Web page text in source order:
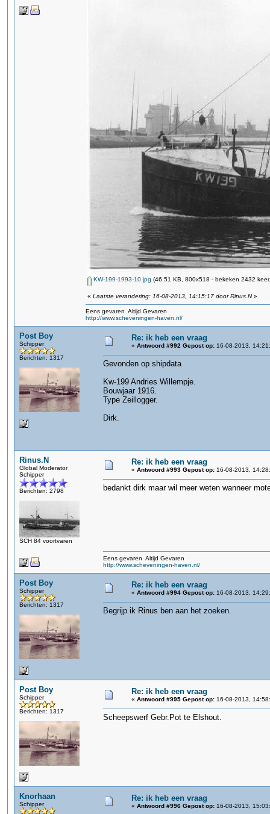
KW-199-1993-10.jpg (46.51 KB, 800x518 - bekeken 2432
« Laatste verandering: 16-08-2013, 14:15:17 door Rinus.N»
Eens gevaren Altijd Gevaren
http://www.scheveningen-haven.nl/
Post Boy
Schipper
Berichten: 1317
Re: ik heb een vraag
« Antwoord #992 Gepost op: 16-08-2013,
Gevonden op shipdata
Kw-199 Andries Willempje.
Bouwjaar 1916.
Type Zeillogger.
Dirk.
Rinus.N
Global Moderator
Schipper
Berichten: 2798
SCH 84 voortvaren
Re: ik heb een vraag
« Antwoord #993 Gepost op: 16-08-2013,
bedankt dirk maar wil meer weten wanneer
Eens gevaren Altijd Gevaren
http://www.scheveningen-haven.nl/
Post Boy
Schipper
Berichten: 1317
Re: ik heb een vraag
« Antwoord #994 Gepost op: 16-08-2013,
Begrijp ik Rinus ben aan het zoeken.
Post Boy
Schipper
Berichten: 1317
Re: ik heb een vraag
« Antwoord #995 Gepost op: 16-08-2013,
Scheepswerf Gebr.Pot te Elshout.
Knorhaan
Schipper
Re: ik heb een vraag
« Antwoord #996 Gepost op: 16-08-2013,